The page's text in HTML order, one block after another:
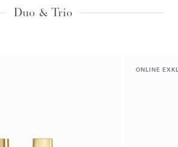
Duo & Trio
ONLINE